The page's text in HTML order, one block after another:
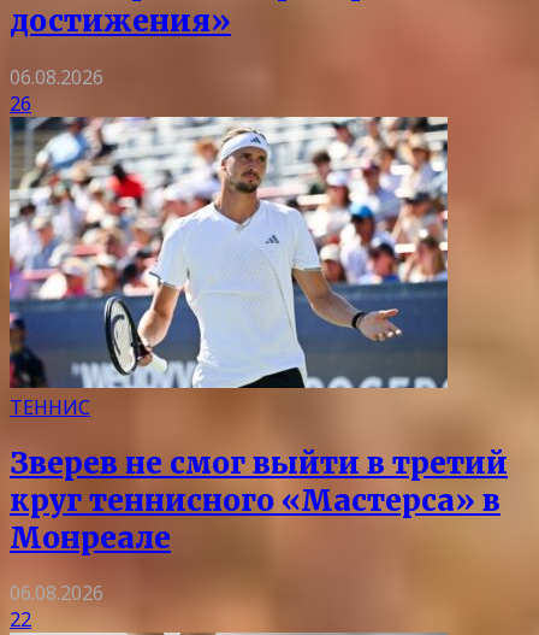
достижения»
06.08.2026
26
ТЕННИС
Зверев не смог выйти в третий
круг теннисного «Мастерса» в
Монреале
06.08.2026
22